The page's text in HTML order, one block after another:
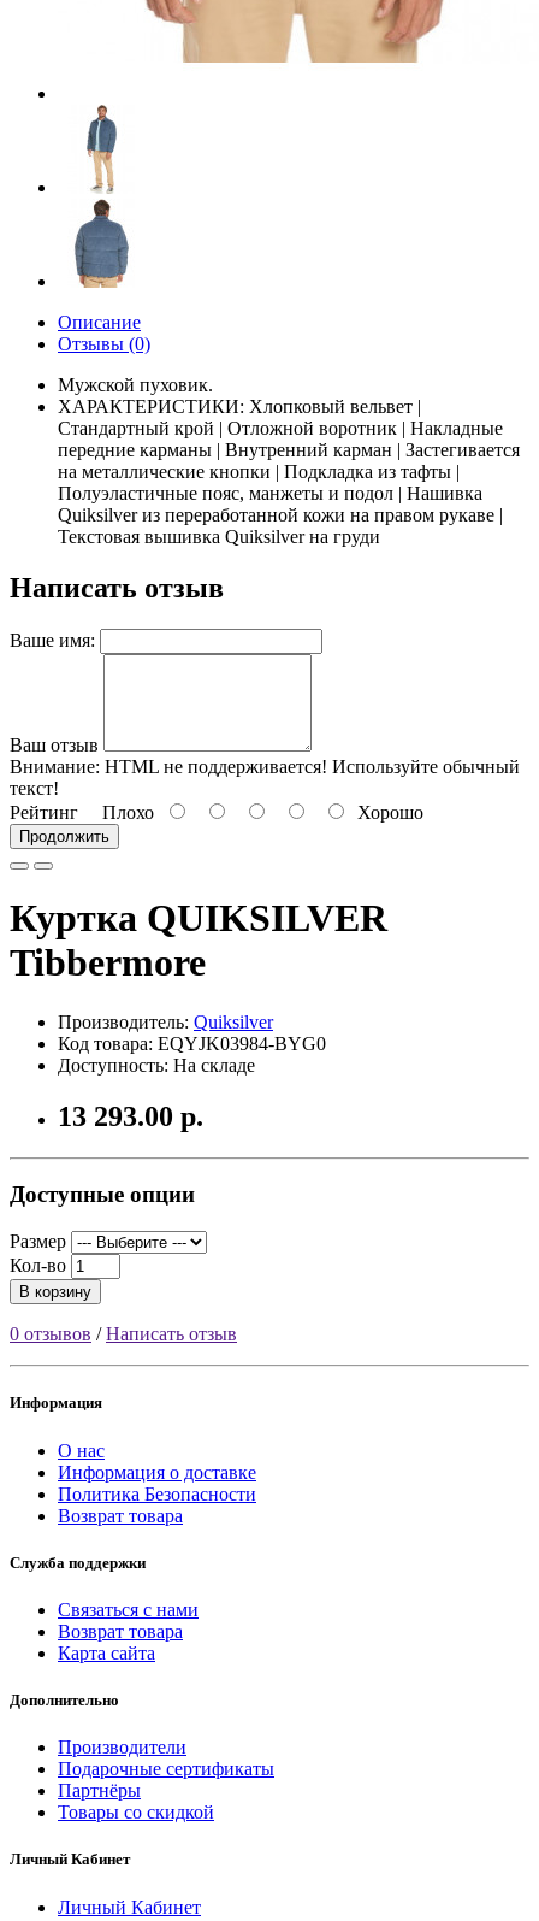
Описание
Отзывы (0)
Мужской пуховик.
ХАРАКТЕРИСТИКИ: Хлопковый вельвет |
Стандартный крой | Отложной воротник | Накладные
передние карманы | Внутренний карман | Застегивается
на металлические кнопки | Подкладка из тафты |
Полуэластичные пояс, манжеты и подол | Нашивка
Quiksilver из переработанной кожи на правом рукаве |
Текстовая вышивка Quiksilver на груди
Написать отзыв
Ваше имя:
Ваш отзыв
Внимание: HTML не поддерживается! Используйте обычный
текст!
Рейтинг Плохо Хорошо
Продолжить
Куртка QUIKSILVER
Tibbermore
Производитель: Quiksilver
Код товара: EQYJK03984-BYG0
Доступность: На складе
13 293.00 р.
Доступные опции
Размер
Кол-во
В корзину
0 отзывов /Написать отзыв
Информация
О нас
Информация о доставке
Политика Безопасности
Возврат товара
Служба поддержки
Связаться с нами
Возврат товара
Карта сайта
Дополнительно
Производители
Подарочные сертификаты
Партнёры
Товары со скидкой
Личный Кабинет
Личный Кабинет